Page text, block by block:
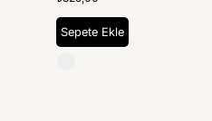
Sepete Ekle